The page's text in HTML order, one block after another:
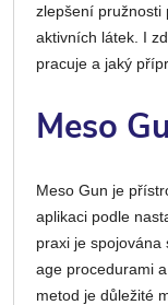
zlepšení pružnosti
aktivních látek. I
pracuje a jaký
Meso
Meso Gun je
aplikaci podle
praxi je spojována
age procedurami
metod je důležité